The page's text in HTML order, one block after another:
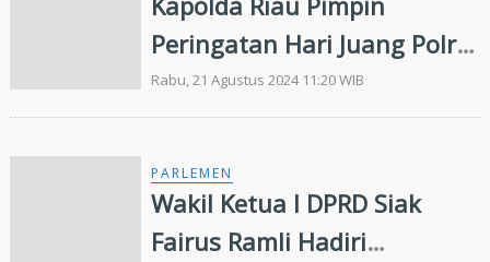
Peringatan Hari Juang Polri
2024
Rabu, 21 Agustus 2024 11:20 WIB
PARLEMEN
Wakil Ketua I DPRD Siak
Fairus Ramli Hadiri